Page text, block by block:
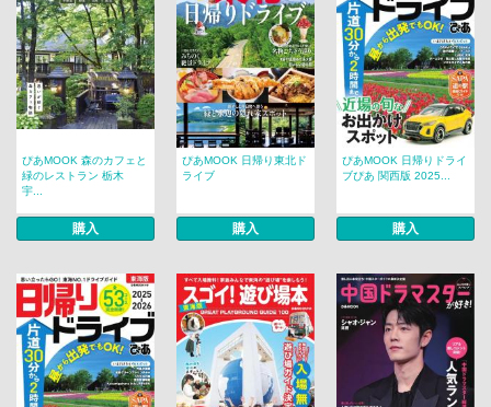
ぴあMOOK 森のカフェと
緑のレストラン 栃木
宇...
購入
ぴあMOOK 日帰り東北ド
ライブ
購入
ぴあMOOK 日帰りドライ
ブぴあ 関西版 2025...
購入